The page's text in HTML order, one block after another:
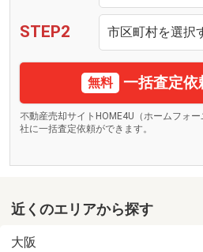
STEP2
無料 一括査定依
不動産売却サイトHOME4U（ホームフォ
社に一括査定依頼ができます。
近くのエリアから探す
大阪